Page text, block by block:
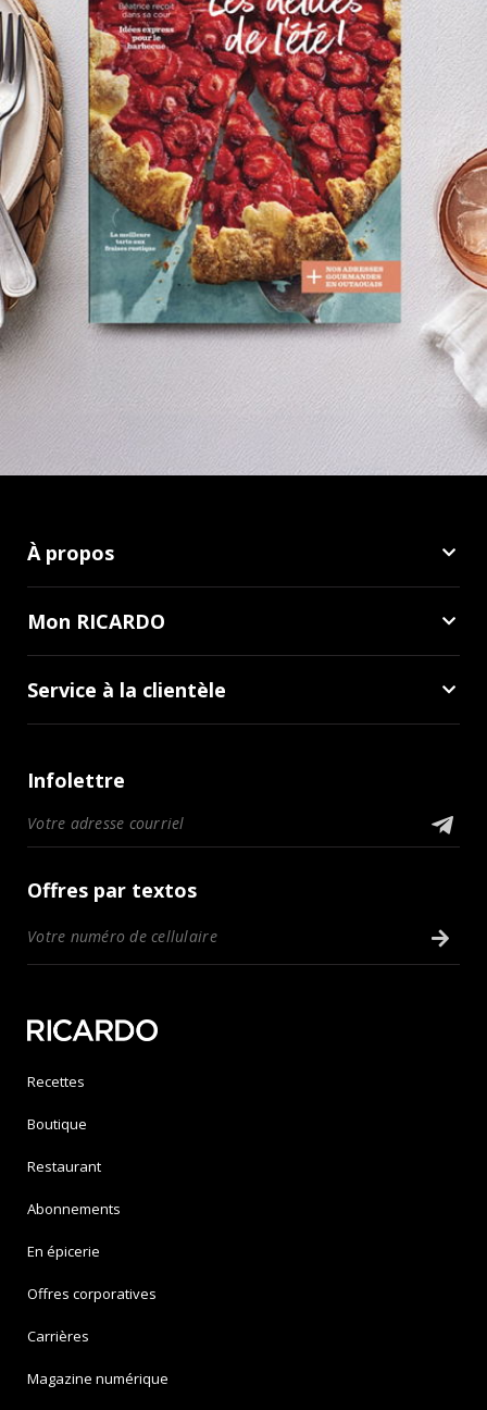
À propos
Mon RICARDO
Service à la clientèle
Infolettre
Offres par textos
Recettes
Boutique
Restaurant
Abonnements
En épicerie
Offres corporatives
Carrières
Magazine numérique